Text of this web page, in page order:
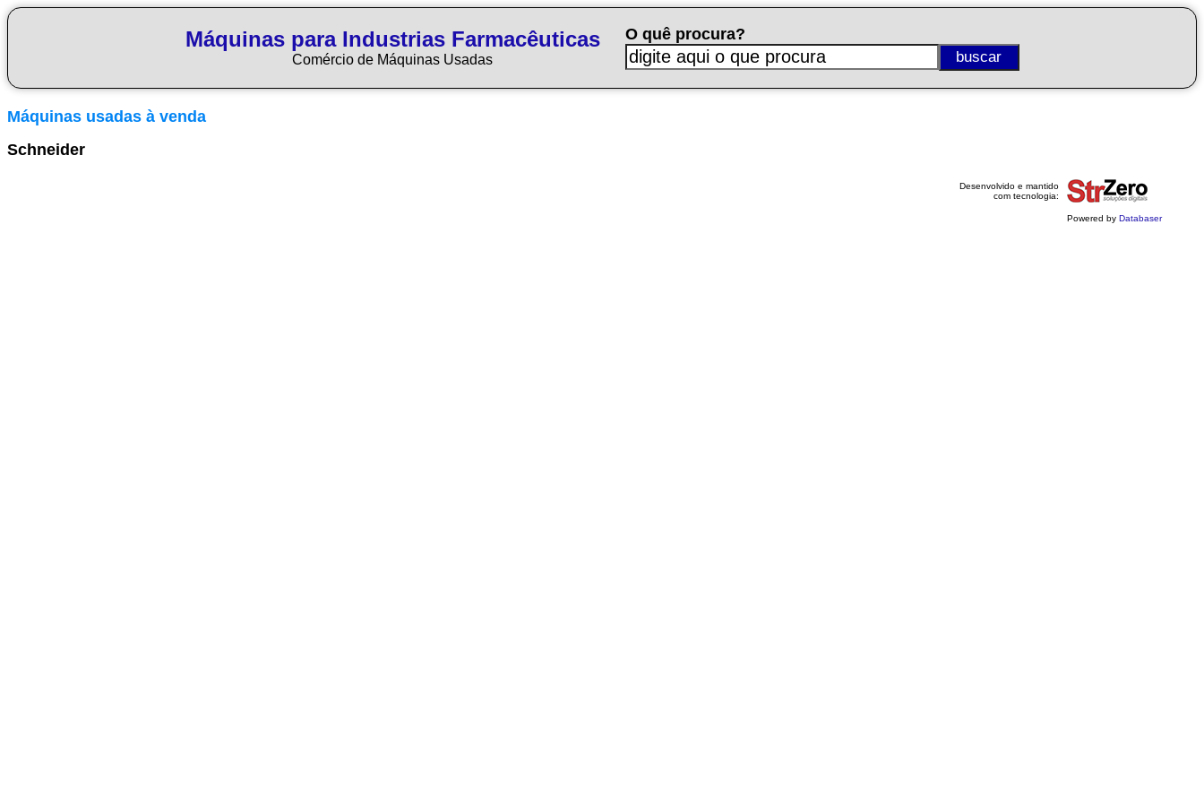
Máquinas para Industrias Farmacêuticas
Comércio de Máquinas Usadas
O quê procura?
Máquinas usadas à venda
Schneider
Desenvolvido e mantido
com tecnologia:
Powered by Databaser